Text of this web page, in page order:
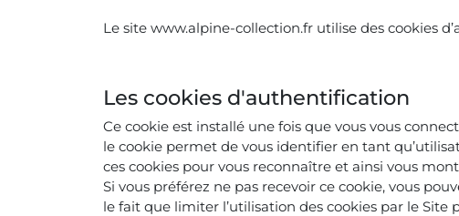
Le site www.alpine-collection.fr utilise des cookies
Les cookies d'authentification
Ce cookie est installé une fois que vous vous
le cookie permet de vous identifier en tant
ces cookies pour vous reconnaître et ainsi vous
Si vous préférez ne pas recevoir ce cookie, vous
le fait que limiter l’utilisation des cookies par le